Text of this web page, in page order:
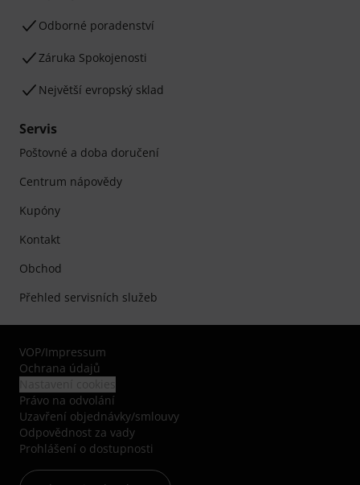
Odborné poradenství
Záruka Spokojenosti
Největší evropský sklad
Servis
Poštovné a doba doručení
Centrum nápovědy
Kupóny
Kontakt
Obchod
Přehled servisních služeb
VOP/Impressum
Ochrana údajů
Právo na odvolání
Uzavření objednávky/smlouvy
Odpovědnost za vady
Prohlášení o dostupnosti